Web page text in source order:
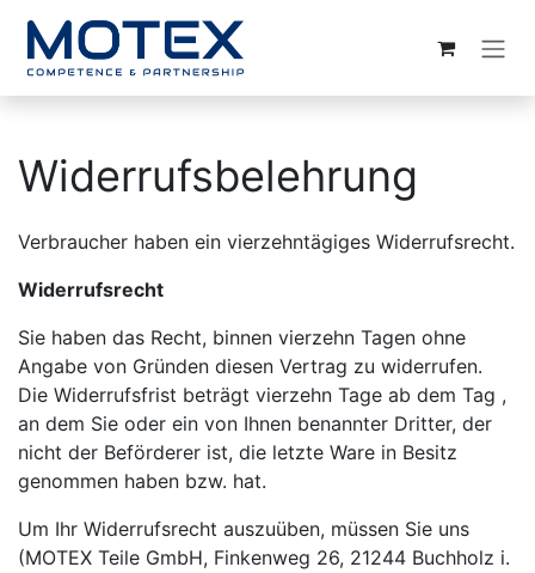
Widerrufsbelehrung
Verbraucher haben ein vierzehntägiges Widerrufsrecht.
Widerrufsrecht
Sie haben das Recht, binnen vierzehn Tagen ohne
Angabe von Gründen diesen Vertrag zu widerrufen.
Die Widerrufsfrist beträgt vierzehn Tage ab dem Tag ,
an dem Sie oder ein von Ihnen benannter Dritter, der
nicht der Beförderer ist, die letzte Ware in Besitz
genommen haben bzw. hat.
Um Ihr Widerrufsrecht auszuüben, müssen Sie uns
(MOTEX Teile GmbH, Finkenweg 26, 21244 Buchholz i.